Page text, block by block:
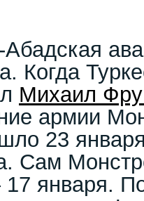
Когда
Михаил
армии
23
Сам
января.